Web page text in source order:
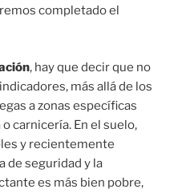
completado el
, hay que decir que no
más allá de los
a zonas específicas
carnicería. En el suelo,
y recientemente
de seguridad y la
es más bien pobre,